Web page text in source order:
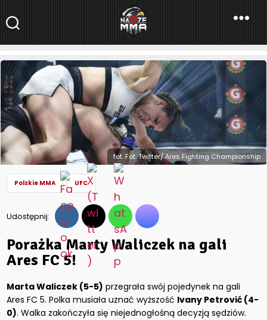
NaszeMMA
NaszeMMA.pl»Aktualności»Świat»UFC»Porażka Marty Waliczek
na gali Ares FC 5!
fot. Fot. Twitter/ Ares Fighting Championship
Polskie MMA UFC
Udostępnij:
Porażka Marty Waliczek na gali
Ares FC 5!
Marta Waliczek (5-5) przegrała swój pojedynek na gali
Ares FC 5. Polka musiała uznać wyższość Ivany Petrović (4-
0). Walka zakończyła się niejednogłośną decyzją sędziów.